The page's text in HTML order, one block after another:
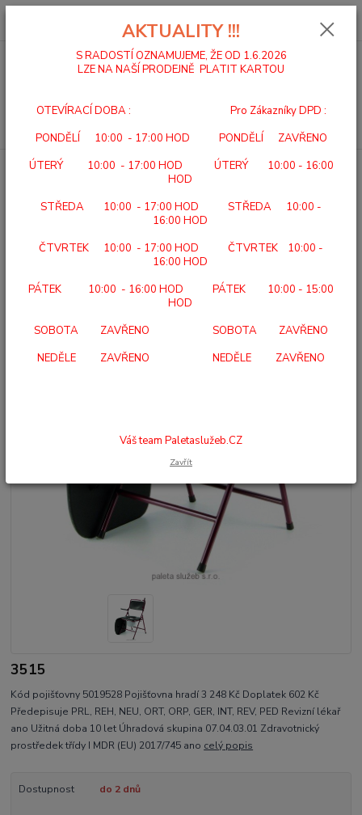
0,00 Kč
Úvod TOALETNÍ KŘESLA KŘESLO KLOZETOVÉ SKLÁDACÍ 3515
KŘESLO KLOZETOVÉ SKLÁDACÍ
3515
Kód pojišťovny 5019528 Pojišťovna hradí 3 248 Kč Doplatek 602 Kč
Předepisuje PRL, REH, NEU, ORT, ORP, GER, INT, REV, PED Revizní lékař
ano Užitná doba 10 let Úhradová skupina 07.04.03.01 Zdravotnický
prostředek třídy I MDR (EU) 2017/745 ano celý popis
Dostupnost do 2 dnů
AKTUALITY !!!
S RADOSTÍ OZNAMUJEME, ŽE OD 1.6.2026
LZE NA NAŠÍ PRODEJNĚ PLATIT KARTOU
OTEVÍRACÍ DOBA : Pro Zákazníky DPD :
PONDĚLÍ 10:00 - 17:00 HOD PONDĚLÍ ZAVŘENO
ÚTERÝ 10:00 - 17:00 HOD ÚTERÝ 10:00 - 16:00
HOD
STŘEDA 10:00 - 17:00 HOD STŘEDA 10:00 -
16:00 HOD
ČTVRTEK 10:00 - 17:00 HOD ČTVRTEK 10:00 -
16:00 HOD
PÁTEK 10:00 - 16:00 HOD PÁTEK 10:00 - 15:00
HOD
SOBOTA ZAVŘENO SOBOTA ZAVŘENO
NEDĚLE ZAVŘENO NEDĚLE ZAVŘENO
Váš team Paletaslužeb.CZ
Zavřít